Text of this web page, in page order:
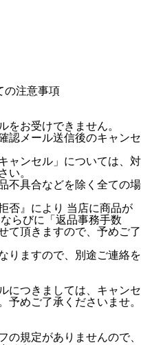
の注意事項
をお受けできません。
認メール送信後のキャンセ
ャンセル」については、対
い。
不具合などを除く全ての場
否』により 当店に商品が
らびに「返品事務手数
て頂きますので、予めご了
りますので、別途ご連絡を
につきましては、キャンセ
予めご了承くださいませ。
の規定がありませんので、